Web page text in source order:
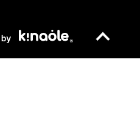
Strona otwiera